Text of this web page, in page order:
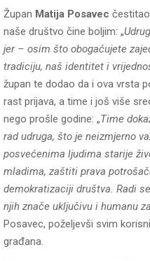
Župan Matija Posavec
naše društvo čine boljim: „
jer – osim što obogaćujete
tradiciju, naš identitet i
župan te dodao da i ova vrsta
rast prijava, a time i još više
nego prošle godine: „Time
rad udruga, što je neizmjerno
posvećenima ljudima starije
mladima, zaštiti prava
demokratizaciji društva. Radi
njih znače uključivu i humanu
Posavec, poželjevši svim
građana.